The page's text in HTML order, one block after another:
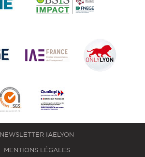
NEWSLETTER IAELYON
MENTIONS LÉGALES